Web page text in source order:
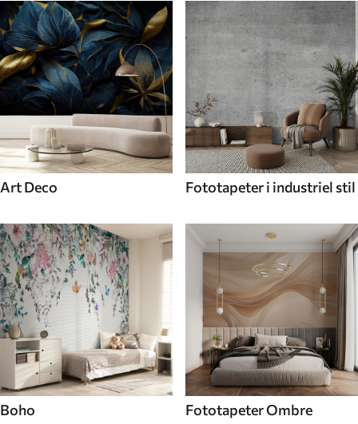
Art Deco Fototapeter i industriel stil
Boho Fototapeter Ombre